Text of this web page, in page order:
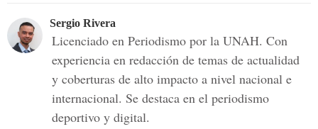
Sergio Rivera
Licenciado en Periodismo por la UNAH. Con
experiencia en redacción de temas de actualidad
y coberturas de alto impacto a nivel nacional e
internacional. Se destaca en el periodismo
deportivo y digital.